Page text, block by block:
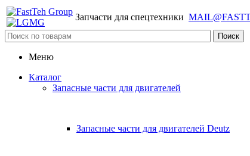
Запчасти для спецтехники
Меню
Каталог
Запасные части для двигателей
Запасные части для двигателей Deutz